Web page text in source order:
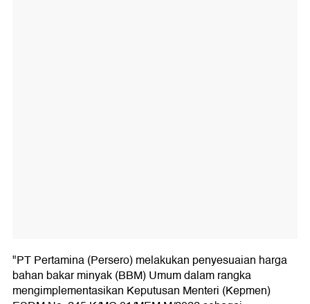
"PT Pertamina (Persero) melakukan penyesuaian harga
bahan bakar minyak (BBM) Umum dalam rangka
mengimplementasikan Keputusan Menteri (Kepmen)